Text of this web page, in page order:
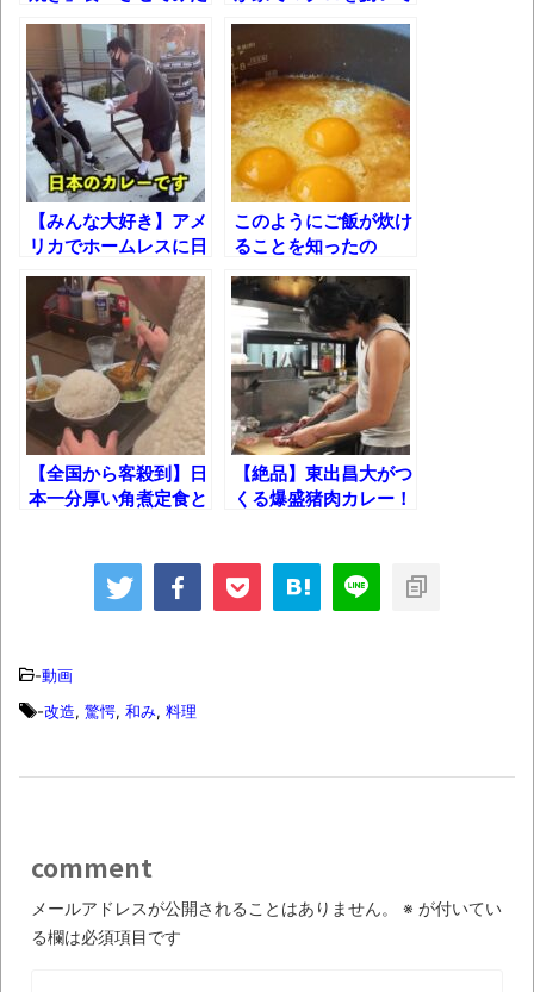
新装版「ご冗談でしょう、ファインマンさ
ん（上）（下）」発売
【画像】整形で2400万円超えの美女、水着
グラビアに挑戦
歴ログは10周年ですがnoteに引っ越します
進撃の巨人シーズン7 ファイナルシーズンの
感想
TBS「マツコの知らない世界」スタグル特
集でほとんど紹介されなかったJリーグ…なら
ば自分たちで紹介だ！
時代の流れ
【衝撃】道志村の骨や服、沢の上流から流
されてきた可能性・・・・・・・・・
に入院中のオレのオナサポ懇願したら・・・
「ム、ムリです・・・」メガネ美人ナース
いう無茶に踏み切ってしまったのか
ブログお引越しのお知らせ
ら感動しすぎて泣きか
けたw
みた！
【みんな大好き】アメ
リカでホームレスに日
本のカレーを振る舞っ
てみた！
このようにご飯が炊け
ることを知ったの
で……
【全国から客殺到】日
本一分厚い角煮定食と
【絶品】東出昌大がつ
くる爆盛猪肉カレー！
-動画
-改造, 驚愕, 和み, 料理
comment
メールアドレスが公開されることはありません。 ※ が付いてい
る欄は必須項目です